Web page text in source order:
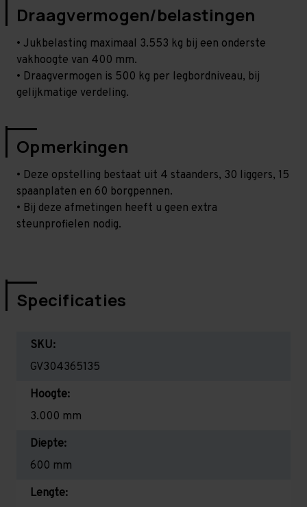
Draagvermogen/belastingen
• Jukbelasting maximaal 3.553 kg bij een onderste
vakhoogte van 400 mm.
• Draagvermogen is 500 kg per legbordniveau, bij
gelijkmatige verdeling.
Opmerkingen
• Deze opstelling bestaat uit 4 staanders, 30 liggers, 15
spaanplaten en 60 borgpennen.
• Bij deze afmetingen heeft u geen extra
steunprofielen nodig.
Specificaties
SKU:
GV304365135
Hoogte:
3.000 mm
Diepte:
600 mm
Lengte: